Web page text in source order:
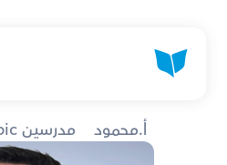
Arabic مدرسين أ.محمود